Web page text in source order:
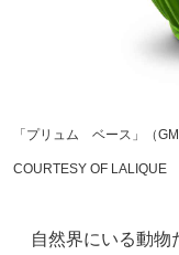
「プリュム ベース」（
COURTESY OF LALIQUE
自然界にいる動物